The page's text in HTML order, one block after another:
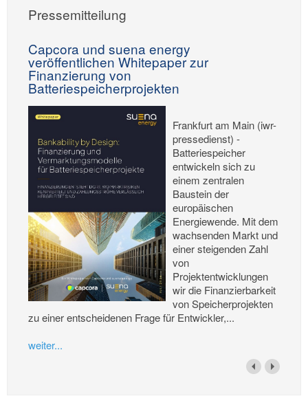
Pressemitteilung
Capcora und suena energy
veröffentlichen Whitepaper zur
Finanzierung von
Batteriespeicherprojekten
Frankfurt am Main (iwr-
pressedienst) -
Batteriespeicher
entwickeln sich zu
einem zentralen
Baustein der
europäischen
Energiewende. Mit dem
wachsenden Markt und
einer steigenden Zahl
von
Projektentwicklungen
wir die Finanzierbarkeit
von Speicherprojekten
zu einer entscheidenen Frage für Entwickler,...
weiter...